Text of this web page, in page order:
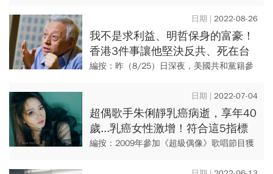
一年的薪水。 (原文刊載於2017/10/25，更
新...
2022-08-26
我不是求利益、明哲保身的富豪！
香港3件事讓他堅決反共、死在台
灣 一文揭露曹興誠的生活與愛情
編按：昨（8/25）日深夜，美國共和黨籍參
黨派議員搭乘專機抵台，預計今（8/26）日
將...
2022-07-04
超偶歌手朱俐靜乳癌病逝，享年40
歲...乳癌女性激增！符合這5指標
是高危險群別輕忽
編按：2009年參加《超級偶像》歌唱節目獲
（7/3）離世，享年40歲。去年一月她在發